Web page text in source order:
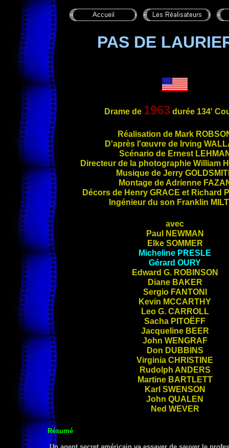
PAS DE
Drame de 1963durée 134'
Réalisation de Mark
D'après l'œuvre de Irving
Scénario de Ernest
Directeur de la photographie William
Musique de Jerry
Montage de Adrienne
Décors de Henry GRACE et Richard
Ingénieur du son Franklin
avec
Paul NEWMAN
Elke SOMMER
Micheline PRESLE
Gérard OURY
Edward G. ROBINSON
Diane BAKER
Sergio FANTONI
Kevin MCCARTHY
Leo G. CARROLL
Sacha PITOËFF
Jacqueline BEER
John WENGRAF
Don DUBBINS
Virginia CHRISTINE
Rudolph ANDERS
Martine BARTLETT
Karl SWENSON
John QUALEN
Ned WEVER
Résumé